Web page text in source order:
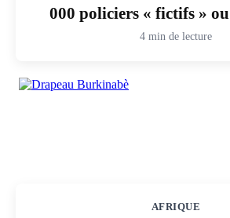
000 policiers « fictifs »
4 min de lecture
AFRIQUE